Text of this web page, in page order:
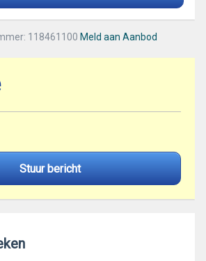
118461100 Meld aan Aanbod
Stuur bericht